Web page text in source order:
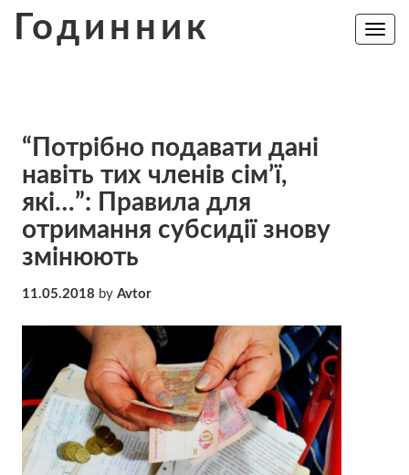
Годинник
Toggle
“Потрібно подавати дані
навіть тих членів сім’ї,
які…”: Правила для
отримання субсидії знову
змінюють
11.05.2018 by Avtor